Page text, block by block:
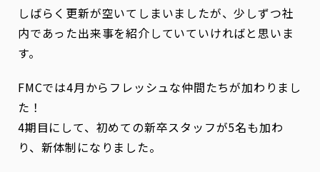
しばらく更新が空いてしまいましたが、少しずつ社
内であった出来事を紹介していていければと思いま
す。
FMCでは4月からフレッシュな仲間たちが加わりまし
た！
4期目にして、初めての新卒スタッフが5名も加わ
り、新体制になりました。